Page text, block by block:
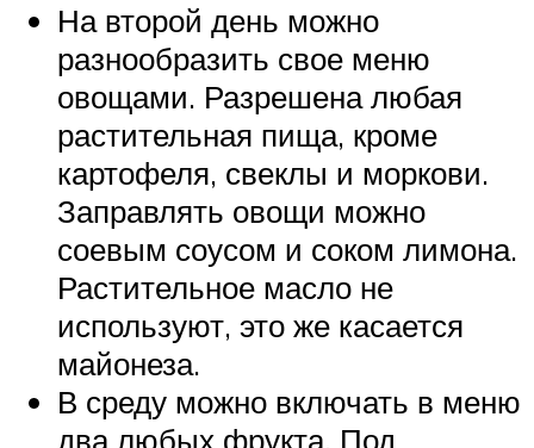
На второй день можно
разнообразить свое меню
овощами. Разрешена любая
растительная пища, кроме
картофеля, свеклы и моркови.
Заправлять овощи можно
соевым соусом и соком лимона.
Растительное масло не
используют, это же касается
майонеза.
В среду можно включать в меню
два любых фрукта. Под